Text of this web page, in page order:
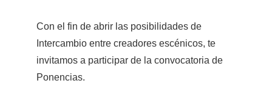
Con el fin de abrir las posibilidades de
Intercambio entre creadores escénicos, te
invitamos a participar de la convocatoria de
Ponencias.